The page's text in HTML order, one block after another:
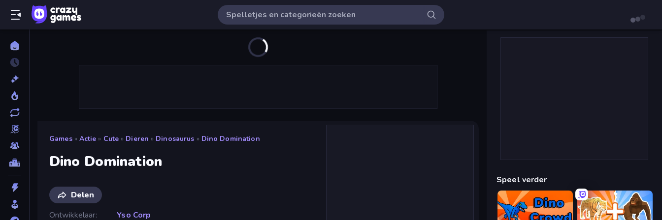
Games » Actie » Cute » Dieren » Dinosaurus » Dino Domination
Dino Domination
Delen
Ontwikkelaar
Yso Corp
Speel verder